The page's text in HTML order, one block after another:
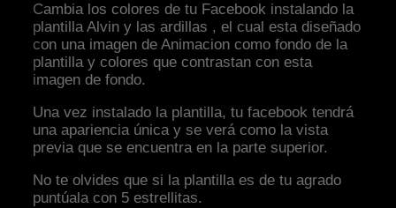
Cambia los colores de tu Facebook instalando la
plantilla Alvin y las ardillas , el cual esta diseñado
con una imagen de Animacion como fondo de la
plantilla y colores que contrastan con esta
imagen de fondo.
Una vez instalado la plantilla, tu facebook tendrá
una apariencia única y se verá como la vista
previa que se encuentra en la parte superior.
No te olvides que si la plantilla es de tu agrado
puntúala con 5 estrellitas.